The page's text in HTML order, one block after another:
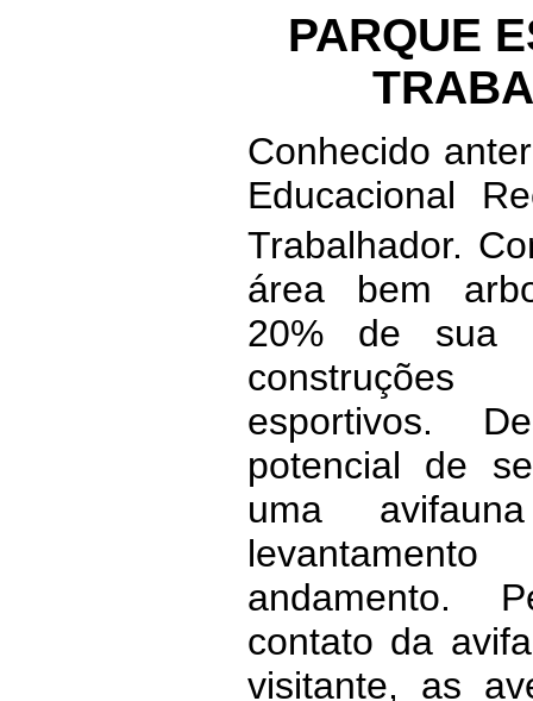
PARQUE
Conhecido
Educacional
Trabalhador.
área bem
20% de sua
esportivos.
potencial de
uma
andamento.
contato da
visitante, as